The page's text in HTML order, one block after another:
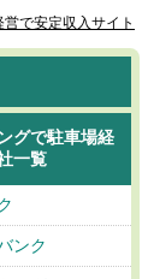
で安定収入サイト
グで駐車場経
一覧
ンク